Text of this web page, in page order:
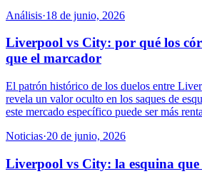
Análisis·18 de junio, 2026
Liverpool vs City: por qué los
que el marcador
El patrón histórico de los duelos entre
revela un valor oculto en los saques de
este mercado específico puede ser más
Noticias·20 de junio, 2026
Liverpool vs City: la esquina